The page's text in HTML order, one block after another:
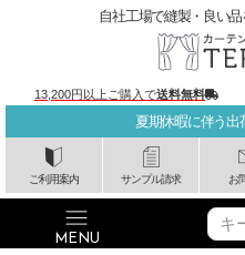
夏期休暇に伴う出
ご利用案内 サンプル請求 お
自社工場で縫製・良い
13,200円以上ご購入で送料無料